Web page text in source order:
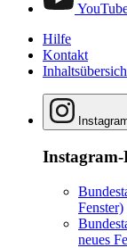
Hilfe
Kontakt
Fenster)
neues